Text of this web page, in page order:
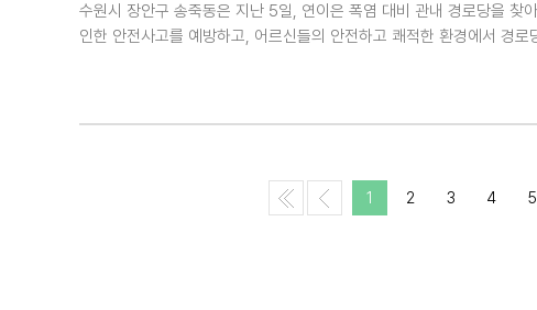
수원시 장안구 송죽동은 지난 5일, 연이은 폭염 대비 관내 경로당을 찾
인한 안전사고를 예방하고, 어르신들의 안전하고 쾌적한 환경에서 경
1 2 3 4 5